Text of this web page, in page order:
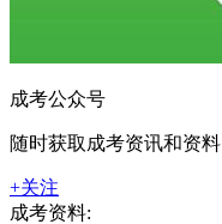
成考公众号
随时获取成考资讯和资料
+关注
成考资料: